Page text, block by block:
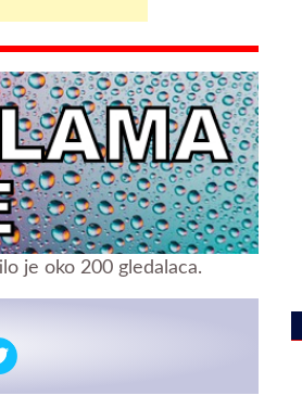
je oko 200 gledalaca.